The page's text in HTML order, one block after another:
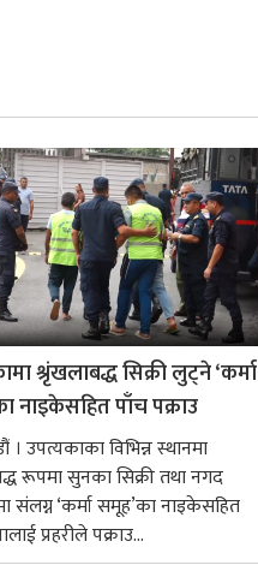
श्रृंखलाबद्ध सिक्री लुट्ने ‘कर्मा
नाइकेसहित पाँच पक्राउ
। उपत्यकाका विभिन्न स्थानमा
रूपमा सुनका सिक्री तथा नगद
संलग्न ‘कर्मा समूह’का नाइकेसहित
प्रहरीले पक्राउ...